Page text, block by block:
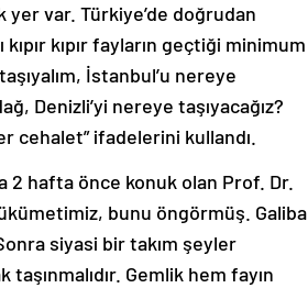
yer var. Türkiye’de doğrudan
kıpır fayların geçtiği minimum
İstanbul’u nereye
Denizli’yi nereye taşıyacağız?
cehalet” ifadelerini kullandı.
2 hafta önce konuk olan Prof. Dr.
bunu öngörmüş. Galiba
siyasi bir takım şeyler
Gemlik hem fayın